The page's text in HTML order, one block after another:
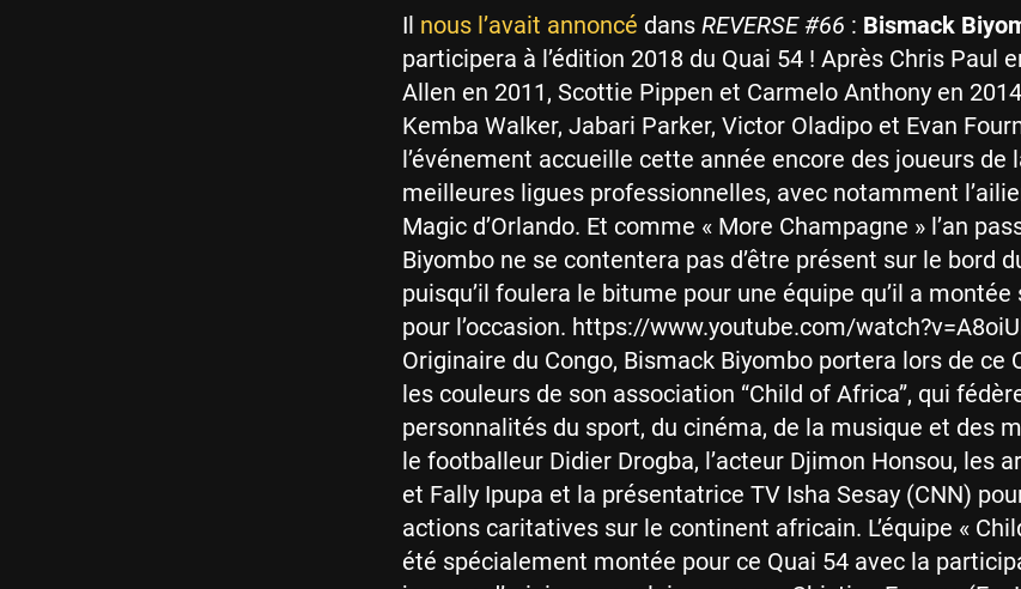
Il nous l’avait annoncé dans REVERSE #66 : Bismack
participera à l’édition 2018 du Quai 54 ! Après Chris Paul
Allen en 2011, Scottie Pippen et Carmelo Anthony en
Kemba Walker, Jabari Parker, Victor Oladipo et Evan
l’événement accueille cette année encore des joueurs de
meilleures ligues professionnelles, avec notamment
Magic d’Orlando. Et comme « More Champagne » l’an
Biyombo ne se contentera pas d’être présent sur le bord
puisqu’il foulera le bitume pour une équipe qu’il a
pour l’occasion. https://www.youtube.com/
Originaire du Congo, Bismack Biyombo portera lors de ce
les couleurs de son association “Child of Africa”, qui
personnalités du sport, du cinéma, de la musique et des
le footballeur Didier Drogba, l’acteur Djimon Honsou, les
et Fally Ipupa et la présentatrice TV Isha Sesay (CNN)
actions caritatives sur le continent africain. L’équipe «
été spécialement montée pour ce Quai 54 avec la